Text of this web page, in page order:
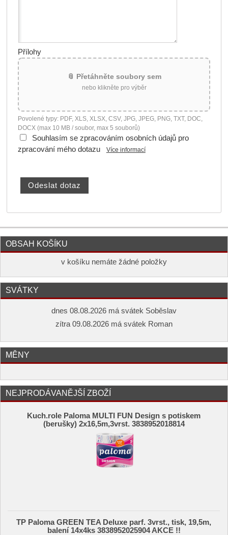
Přílohy
📎 Přetáhněte soubory sem
nebo klikněte pro výběr
Povolené typy: PDF, XLS, XLSX, CSV, JPG, JPEG, PNG, TXT, DOC,
DOCX (max 10 MB / soubor, max 5 souborů)
Souhlasím se zpracováním osobních údajů pro
zpracování mého dotazu
Více informací
OBSAH KOŠÍKU
v košíku nemáte žádné položky
SVÁTKY
dnes 08.08.2026 má svátek Soběslav
zítra 09.08.2026 má svátek Roman
MĚNY
NEJPRODÁVANĚJŠÍ ZBOŽÍ
Kuch.role Paloma MULTI FUN Design s potiskem
(berušky) 2x16,5m,3vrst. 3838952018814
TP Paloma GREEN TEA Deluxe parf. 3vrst., tisk, 19,5m,
balení 14x4ks 3838952025904 AKCE !!